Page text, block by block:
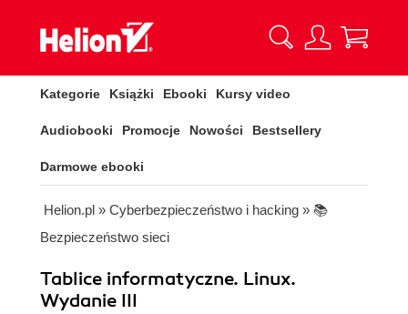
Kategorie Książki Ebooki Kursy video
Audiobooki Promocje Nowości Bestsellery
Darmowe ebooki
Helion.pl » Cyberbezpieczeństwo i hacking » 📚
Bezpieczeństwo sieci
Tablice informatyczne. Linux.
Wydanie III